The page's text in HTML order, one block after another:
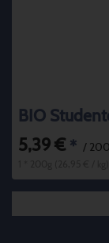
BIO
5,39 € * /